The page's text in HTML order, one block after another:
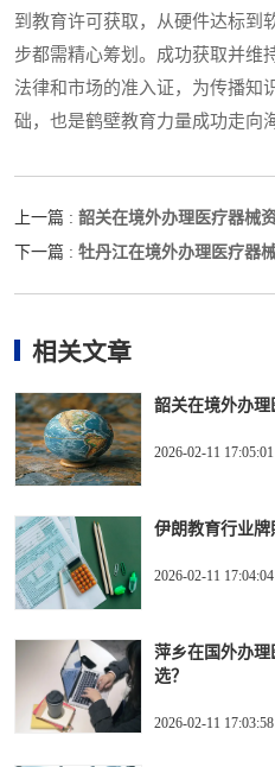
到教育许可获取，从硬件达标到
步都需精心筹划。成功获取并维
法律和市场的准入证，为传播知
础，也是鹤壁教育力量成功走向
上一篇 : 韶关在境外办理医疗器械
下一篇 : 牡丹江在境外办理医疗器
相关文章
韶关在境外办理
2026-02-11 17:05:01
伊朗教育行业
2026-02-11 17:04:04
萍乡在国外办
选？
2026-02-11 17:03:58